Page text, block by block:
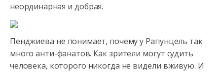
неординарная и добрая.
Пенджиева не понимает, почему у Рапунцель так
много анти-фанатов. Как зрители могут судить
человека, которого никогда не видели вживую. И